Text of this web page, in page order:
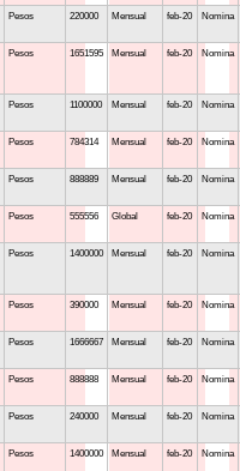
Pesos 220000 Mensual feb-20 Nomina
Pesos 1651595 Mensual feb-20 Nomina
Pesos 1100000 Mensual feb-20 Nomina
Pesos 784314 Mensual feb-20 Nomina
Pesos 888889 Mensual feb-20 Nomina
Pesos 555556 Global feb-20 Nomina
Pesos 1400000 Mensual feb-20 Nomina
Pesos 390000 Mensual feb-20 Nomina
Pesos 1666667 Mensual feb-20 Nomina
Pesos 888888 Mensual feb-20 Nomina
Pesos 240000 Mensual feb-20 Nomina
Pesos 1400000 Mensual feb-20 Nomina